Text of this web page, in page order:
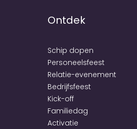
Ontdek
Schip dopen
Personeels­feest
Relatie-evenement
Bedrijfs­feest
Kick-off
Familiedag
Activatie